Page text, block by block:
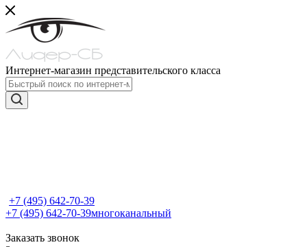
Интернет-магазин представительского класса
+7 (495) 642-70-39
+7 (495) 642-70-39многоканальный
Заказать звонок